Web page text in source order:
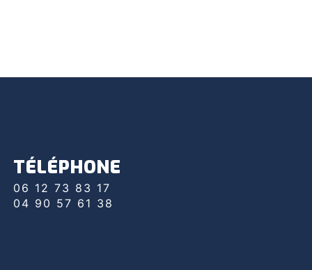
TÉLÉPHONE
06 12 73 83 17
04 90 57 61 38